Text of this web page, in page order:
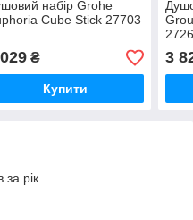
набір Grohe
Cube Stick 27703
₴
Купити
3
за рік